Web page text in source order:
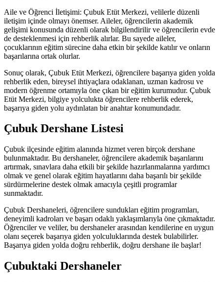
Aile ve Öğrenci İletişimi: Çubuk Etüt Merkezi, velilerle düzenli
iletişim içinde olmayı önemser. Aileler, öğrencilerin akademik
gelişimi konusunda düzenli olarak bilgilendirilir ve öğrencilerin evde
de desteklenmesi için rehberlik alırlar. Bu sayede aileler,
çocuklarının eğitim sürecine daha etkin bir şekilde katılır ve onların
başarılarına ortak olurlar.
Sonuç olarak, Çubuk Etüt Merkezi, öğrencilere başarıya giden yolda
rehberlik eden, bireysel ihtiyaçlara odaklanan, uzman kadrosu ve
modern öğrenme ortamıyla öne çıkan bir eğitim kurumudur. Çubuk
Etüt Merkezi, bilgiye yolculukta öğrencilere rehberlik ederek,
başarıya giden yolu aydınlatan bir anahtar konumundadır.
Çubuk Dershane Listesi
Çubuk ilçesinde eğitim alanında hizmet veren birçok dershane
bulunmaktadır. Bu dershaneler, öğrencilere akademik başarılarını
artırmak, sınavlara daha etkili bir şekilde hazırlanmalarına yardımcı
olmak ve genel olarak eğitim hayatlarını daha başarılı bir şekilde
sürdürmelerine destek olmak amacıyla çeşitli programlar
sunmaktadır.
Çubuk Dershaneleri, öğrencilere sundukları eğitim programları,
deneyimli kadroları ve başarı odaklı yaklaşımlarıyla öne çıkmaktadır.
Öğrenciler ve veliler, bu dershaneler arasından kendilerine en uygun
olanı seçerek başarıya giden yolculuklarında destek bulabilirler.
Başarıya giden yolda doğru rehberlik, doğru dershane ile başlar!
Çubuktaki Dershaneler